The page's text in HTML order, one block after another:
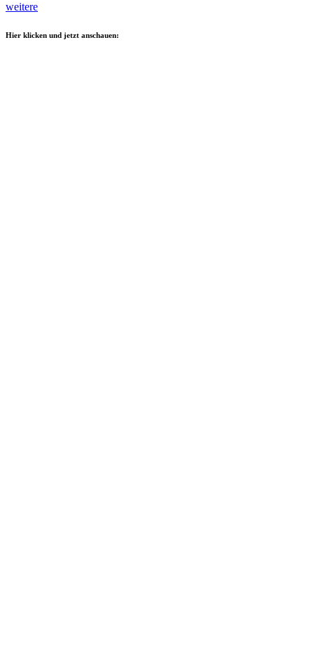
weitere
Hier klicken und jetzt anschauen: